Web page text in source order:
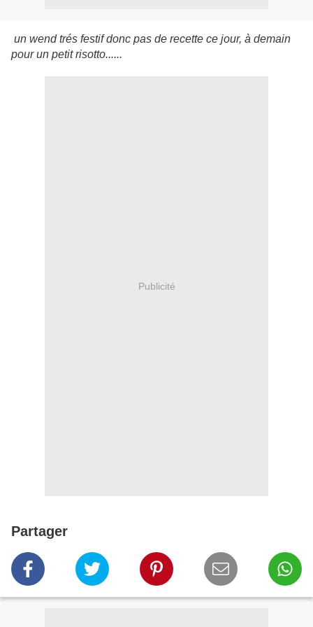
un wend trés festif donc pas de recette ce jour, à demain
pour un petit risotto......
Publicité
Partager